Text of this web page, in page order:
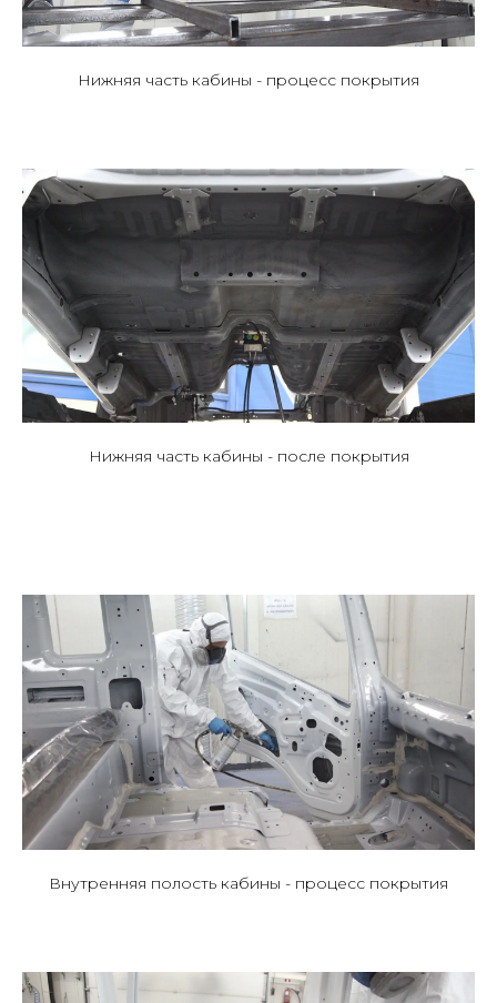
Нижняя часть кабины - процесс покрытия
Нижняя часть кабины - после покрытия
Внутренняя полость кабины - процесс покрытия